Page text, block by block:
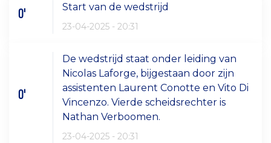
0' Start van de wedstrijd
23-04-2025 - 20:31
0'
De wedstrijd staat onder leiding van
Nicolas Laforge, bijgestaan door zijn
assistenten Laurent Conotte en Vito Di
Vincenzo. Vierde scheidsrechter is
Nathan Verboomen.
23-04-2025 - 20:31